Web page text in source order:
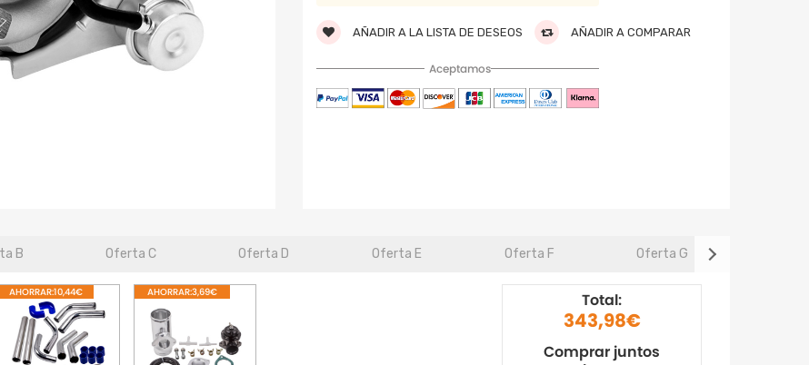
AÑADIR A LA LISTA DE DESEOS AÑADIR A COMPARAR
Aceptamos
B Oferta C Oferta D Oferta E Oferta F Oferta G
AHORRAR:10,44€ AHORRAR:3,69€ Total:
343,98€
Comprar juntos